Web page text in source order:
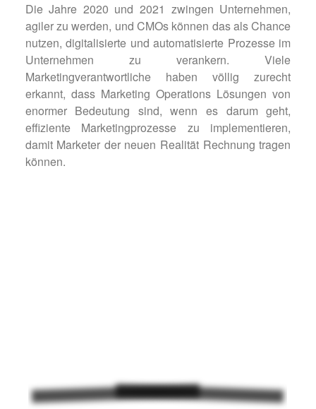
Die Jahre 2020 und 2021 zwingen Unternehmen,
agiler zu werden, und CMOs können das als Chance
nutzen, digitalisierte und automatisierte Prozesse im
Unternehmen zu verankern. Viele
Marketingverantwortliche haben völlig zurecht
erkannt, dass Marketing Operations Lösungen von
enormer Bedeutung sind, wenn es darum geht,
effiziente Marketingprozesse zu implementieren,
damit Marketer der neuen Realität Rechnung tragen
können.